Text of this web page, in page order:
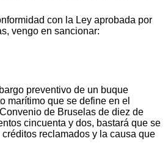
con la Ley aprobada por
vengo en sancionar:
preventivo de un buque
marítimo que se define en el
de Bruselas de diez de
cincuenta y dos, bastará que se
reclamados y la causa que